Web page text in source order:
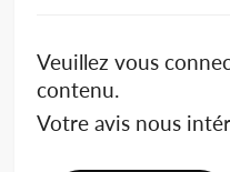
Veuillez vous
contenu.
Votre avis nous